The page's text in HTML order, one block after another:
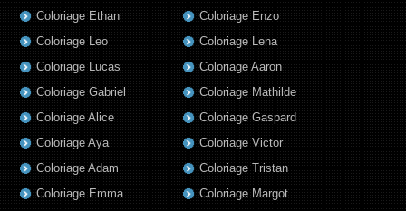
Coloriage Ethan
Coloriage Leo
Coloriage Lucas
Coloriage Gabriel
Coloriage Alice
Coloriage Aya
Coloriage Adam
Coloriage Emma
Coloriage Enzo
Coloriage Lena
Coloriage Aaron
Coloriage Mathilde
Coloriage Gaspard
Coloriage Victor
Coloriage Tristan
Coloriage Margot